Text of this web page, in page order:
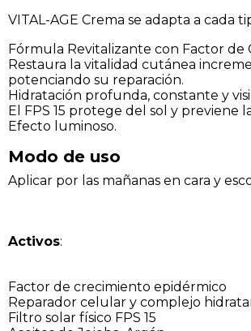
VITAL-AGE Crema se adapta a cada
Fórmula Revitalizante con Factor de
Restaura la vitalidad cutánea
potenciando su reparación.
Hidratación profunda, constante y
El FPS 15 protege del sol y previene
Efecto luminoso.
Modo de uso
Aplicar por las mañanas en cara y
Activos:
Factor de crecimiento epidérmico
Reparador celular y complejo
Filtro solar físico FPS 15